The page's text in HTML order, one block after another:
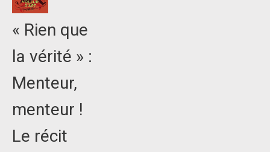
« Rien que
la vérité » :
Menteur,
menteur !
Le récit